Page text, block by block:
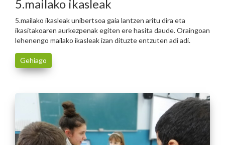
5.mailako ikasleak
5.mailako ikasleak unibertsoa gaia lantzen aritu dira eta
ikasitakoaren aurkezpenak egiten ere hasita daude. Oraingoan
lehenengo mailako ikasleak izan dituzte entzuten adi adi.
Gehiago